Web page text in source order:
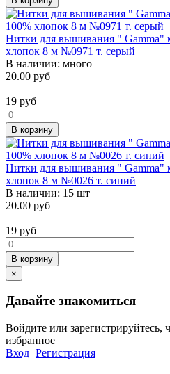
Нитки для вышивания " Gamma"
хлопок 8 м №0971 т. серый
В наличии: много
20.00 руб
19 руб
В корзину
Нитки для вышивания " Gamma"
хлопок 8 м №0026 т. синий
В наличии: 15 шт
20.00 руб
19 руб
В корзину
×
Давайте знакомиться
Войдите или зарегистрируйтесь,
избранное
Вход Регистрация